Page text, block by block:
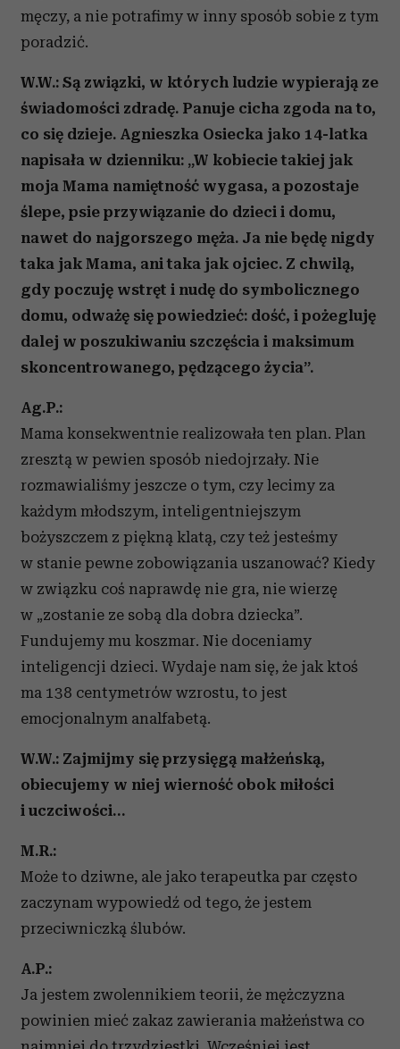
Partnerzy mogą połączyć te informacje z innymi danymi
otrzymanymi od Ciebie lub uzyskanymi podczas
męczy, a nie potrafimy w inny sposób sobie z tym
poradzić.
W.W.: Są związki, w których ludzie wypierają ze
świadomości zdradę. Panuje cicha zgoda na to,
co się dzieje. Agnieszka Osiecka jako 14-latka
napisała w dzienniku: „W kobiecie takiej jak
moja Mama namiętność wygasa, a pozostaje
ślepe, psie przywiązanie do dzieci i domu,
nawet do najgorszego męża. Ja nie będę nigdy
taka jak Mama, ani taka jak ojciec. Z chwilą,
gdy poczuję wstręt i nudę do symbolicznego
domu, odważę się powiedzieć: dość, i pożegluję
dalej w poszukiwaniu szczęścia i maksimum
skoncentrowanego, pędzącego życia”.
Ag.P.:
Mama konsekwentnie realizowała ten plan. Plan
zresztą w pewien sposób niedojrzały. Nie
rozmawialiśmy jeszcze o tym, czy lecimy za
każdym młodszym, inteligentniejszym
bożyszczem z piękną klatą, czy też jesteśmy
w stanie pewne zobowiązania uszanować? Kiedy
w związku coś naprawdę nie gra, nie wierzę
w „zostanie ze sobą dla dobra dziecka”.
Fundujemy mu koszmar. Nie doceniamy
inteligencji dzieci. Wydaje nam się, że jak ktoś
ma 138 centymetrów wzrostu, to jest
emocjonalnym analfabetą.
W.W.: Zajmijmy się przysięgą małżeńską,
obiecujemy w niej wierność obok miłości
i uczciwości…
M.R.:
Może to dziwne, ale jako terapeutka par często
zaczynam wypowiedź od tego, że jestem
przeciwniczką ślubów.
A.P.:
Ja jestem zwolennikiem teorii, że mężczyzna
powinien mieć zakaz zawierania małżeństwa co